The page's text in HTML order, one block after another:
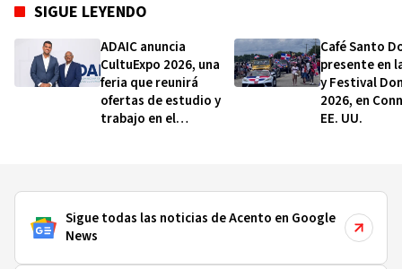
SIGUE LEYENDO
ADAIC anuncia
CultuExpo 2026, una
feria que reunirá
ofertas de estudio y
trabajo en el
Café Santo
presente en
y Festival
2026, en
EE. UU.
Sigue todas las noticias de Acento en Google
News